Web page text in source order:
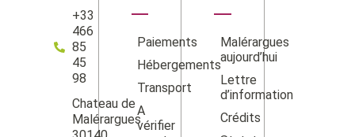
+33
466
85
45
98
Chateau de
Malérargues
Paiements
Hébergements
Transport
A
vérifier
Malérargues
aujourd’hui
Lettre
d’information
Crédits